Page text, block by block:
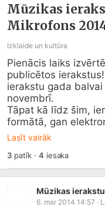
Mūzikas
Mikrofons
Izklaide un kultūra
Pienācis laiks
publicētos
ierakstu gada
novembrī.
Tāpat kā līdz šim,
formātā, gan
Lasīt vairāk
3patīk ·4 iesaka
Mūzikas
6. mar 2014 14:57 ·